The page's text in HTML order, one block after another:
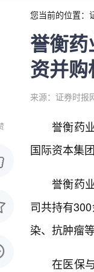
您当前的位置：
誉衡
资并购
来源：证券时报
誉衡药
国际资本集
誉衡药
司共持有
染、抗肿瘤
在医保